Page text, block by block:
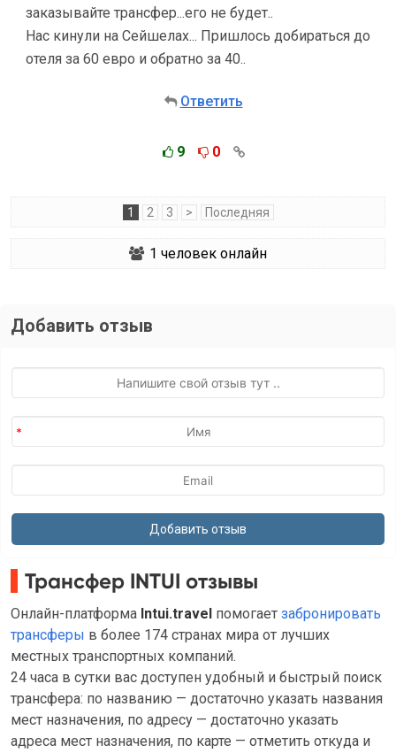
заказывайте трансфер...его не будет..
Нас кинули на Сейшелах... Пришлось добираться до
отеля за 60 евро и обратно за 40..
Ответить
9 0
1 2 3 > Последняя
1 человек онлайн
Добавить отзыв
Трансфер INTUI отзывы
Онлайн-платформа Intui.travel помогает забронировать
трансферы в более 174 странах мира от лучших
местных транспортных компаний.
24 часа в сутки вас доступен удобный и быстрый поиск
трансфера: по названию — достаточно указать названия
мест назначения, по адресу — достаточно указать
адреса мест назначения, по карте — отметить откуда и